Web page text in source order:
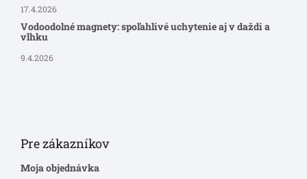
17.4.2026
Vodoodolné magnety: spoľahlivé uchytenie aj v daždi a
vlhku
9.4.2026
Pre zákazníkov
Moja objednávka